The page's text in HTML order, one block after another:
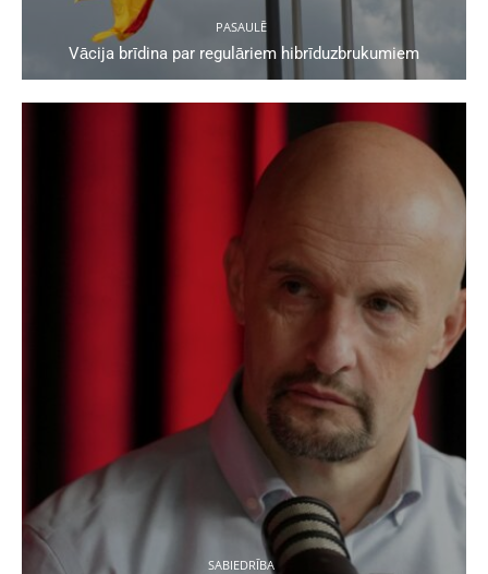
PASAULĒ
Vācija brīdina par regulāriem hibrīduzbrukumiem
SABIEDRĪBA